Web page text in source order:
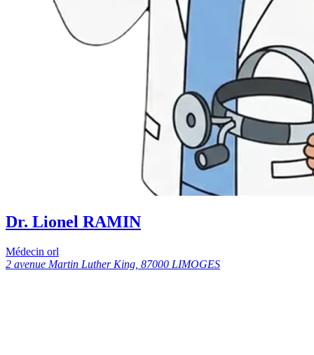
Dr. Lionel RAMIN
Médecin orl
2 avenue Martin Luther King, 87000 LIMOGES